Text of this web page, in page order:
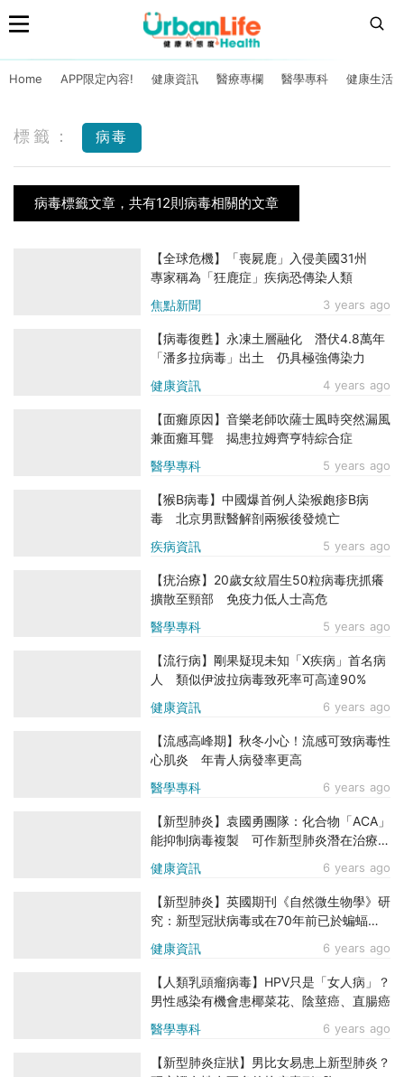
Home APP限定內容! 健康資訊 醫療專欄 醫學專科 健康生活
標籤： 病毒
病毒標籤文章，共有12則病毒相關的文章
焦點新聞 3 years ago
【全球危機】「喪屍鹿」入侵美國31州
專家稱為「狂鹿症」疾病恐傳染人類
健康資訊 4 years ago
【病毒復甦】永凍土層融化 潛伏4.8萬年
「潘多拉病毒」出土 仍具極強傳染力
醫學專科 5 years ago
【面癱原因】音樂老師吹薩士風時突然漏風
兼面癱耳聾 揭患拉姆齊亨特綜合症
疾病資訊 5 years ago
【猴B病毒】中國爆首例人染猴皰疹B病
毒 北京男獸醫解剖兩猴後發燒亡
醫學專科 5 years ago
【疣治療】20歲女紋眉生50粒病毒疣抓癢
擴散至頸部 免疫力低人士高危
健康資訊 6 years ago
【流行病】剛果疑現未知「X疾病」首名病
人 類似伊波拉病毒致死率可高達90%
醫學專科 6 years ago
【流感高峰期】秋冬小心！流感可致病毒性
心肌炎 年青人病發率更高
健康資訊 6 years ago
【新型肺炎】袁國勇團隊：化合物「ACA」
能抑制病毒複製 可作新型肺炎潛在治療方
健康資訊 6 years ago
【新型肺炎】英國期刊《自然微生物學》研
究：新型冠狀病毒或在70年前已於蝙蝠間
傳播
醫學專科 6 years ago
【人類乳頭瘤病毒】HPV只是「女人病」？
男性感染有機會患椰菜花、陰莖癌、直腸癌
【新型肺炎症狀】男比女易患上新型肺炎？